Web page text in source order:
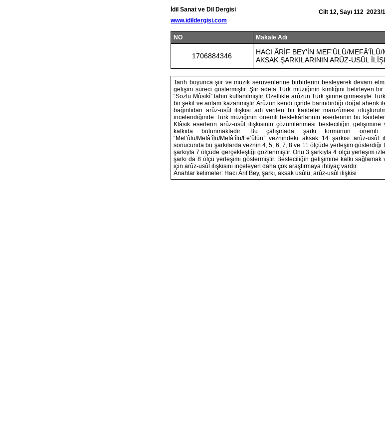
İdil Sanat ve Dil Dergisi
www.idildergisi.com
Cilt 12, Sayı 112
NO Makale Adı
1706884346
HACI ÂRİF BEY’İN MEF’ÛLÜ/
AKSAK ŞARKILARININ ARÛZ-USÛL
Tarih boyunca şiir ve müzik serüvenlerine birbirlerini besleyerek devam
gelişim süreci göstermiştir. Şiir adeta Türk müziğinin kimliğini belirleyen
“Sözlü Mûsikî” tabiri kullanılmıştır. Özellikle arûzun Türk şiirine girmesiyle
bir şekil ve anlam kazanmıştır. Arûzun kendi içinde barındırdığı doğal ahenk
bağıntıdan arûz-usûl ilişkisi adı verilen bir kaideler manzûmesi
incelendiğinde Türk müziğinin önemli bestekârlarının eserlerinin bu
Klâsik eserlerin arûz-usûl ilişkisinin çözümlenmesi besteciliğin gelişimine
katkıda bulunmaktadır. Bu çalışmada şarkı formunun
“Mef’ûlü/Mefâ’îlü/Mefâ’îlü/Fe’ûlün” veznindeki aksak 14 şarkısı arûz-
sonucunda bu şarkılarda veznin 4, 5, 6, 7, 8 ve 11 ölçüde yerleşim
şarkıyla 7 ölçüde gerçekleştiği gözlenmiştir. Onu 3 şarkıyla 4 ölçü yerleşim
şarkı da 8 ölçü yerleşimi göstermiştir. Besteciliğin gelişimine katkı
için arûz-usûl ilişkisini inceleyen daha çok araştırmaya ihtiyaç vardır.
Anahtar kelimeler: Hacı Ârif Bey, şarkı, aksak usûlü, arûz-usûl ilişkisi